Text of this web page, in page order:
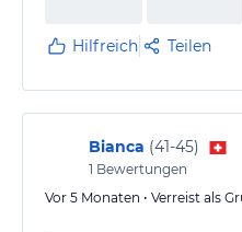
Hilfreich Teilen
Bianca (41-45)
1 Bewertungen
Vor 5 Monaten • Verreist als